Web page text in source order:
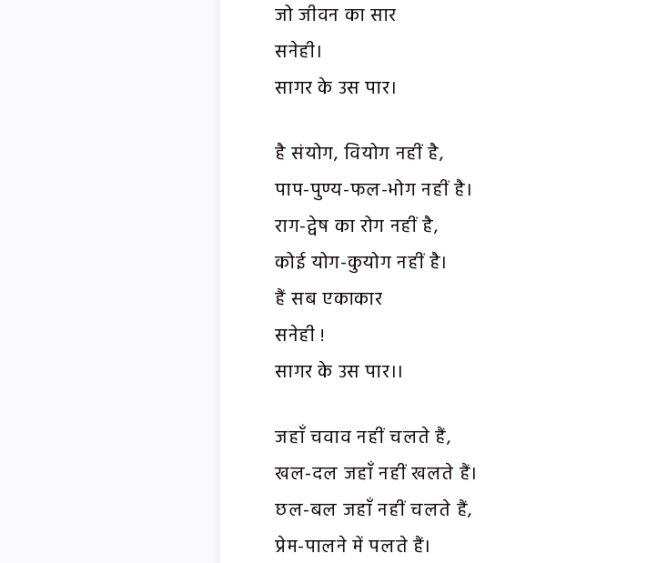
जो जीवन का सार
सनेही।
सागर के उस पार।
है संयोग, वियोग नहीं है,
पाप-पुण्य-फल-भोग नहीं है।
राग-द्वेष का रोग नहीं है,
कोई योग-कुयोग नहीं है।
हैं सब एकाकार
सनेही !
सागर के उस पार।।
जहाँ चवाव नहीं चलते हैं,
खल-दल जहाँ नहीं खलते हैं।
छल-बल जहाँ नहीं चलते हैं,
प्रेम-पालने में पलते हैं।